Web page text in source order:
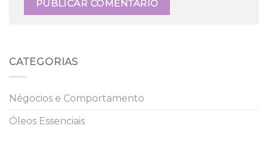
CATEGORIAS
Négocios e Comportamento
Óleos Essenciais